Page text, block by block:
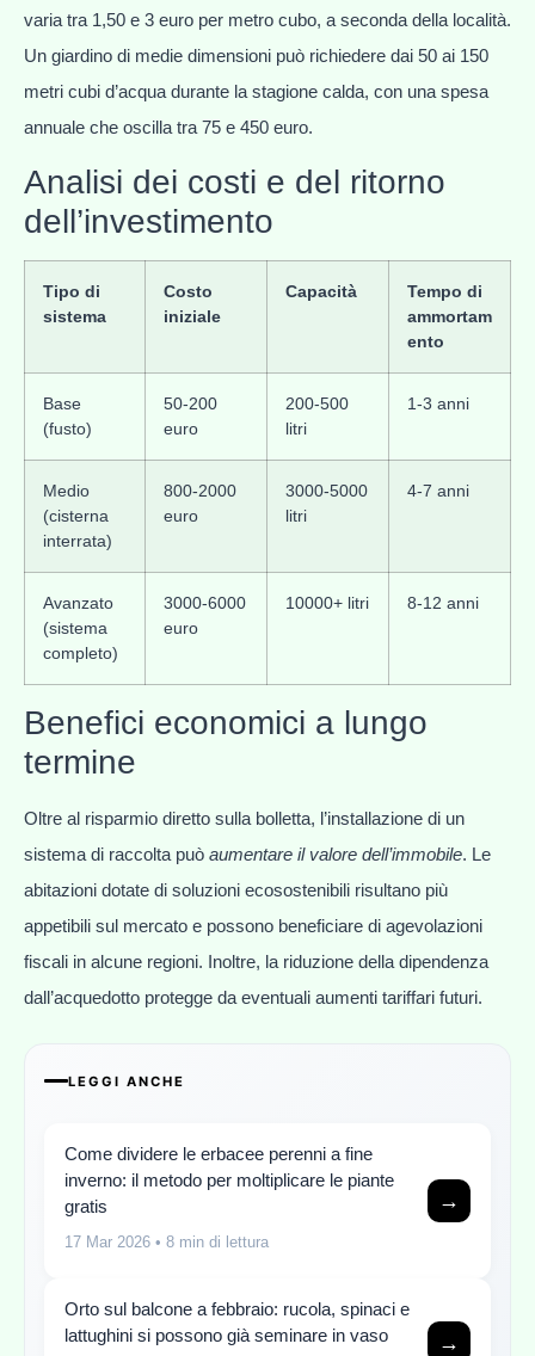
varia tra 1,50 e 3 euro per metro cubo, a seconda della località.
Un giardino di medie dimensioni può richiedere dai 50 ai 150
metri cubi d’acqua durante la stagione calda, con una spesa
annuale che oscilla tra 75 e 450 euro.
Analisi dei costi e del ritorno
dell’investimento
Tipo di
sistema
Costo
iniziale
Capacità
Tempo di
ammortam
ento
Base
(fusto)
50-200
euro
200-500
litri
1-3 anni
Medio
(cisterna
interrata)
800-2000
euro
3000-5000
litri
4-7 anni
Avanzato
(sistema
completo)
3000-6000
euro
10000+ litri 8-12 anni
Benefici economici a lungo
termine
Oltre al risparmio diretto sulla bolletta, l’installazione di un
sistema di raccolta può aumentare il valore dell’immobile. Le
abitazioni dotate di soluzioni ecosostenibili risultano più
appetibili sul mercato e possono beneficiare di agevolazioni
fiscali in alcune regioni. Inoltre, la riduzione della dipendenza
dall’acquedotto protegge da eventuali aumenti tariffari futuri.
LEGGI ANCHE
Come dividere le erbacee perenni a fine
inverno: il metodo per moltiplicare le piante
gratis
17 Mar 2026 • 8 min di lettura
→
Orto sul balcone a febbraio: rucola, spinaci e
lattughini si possono già seminare in vaso
→